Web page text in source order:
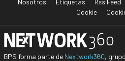
Cookie
BPS forma parte de Nextwork360,